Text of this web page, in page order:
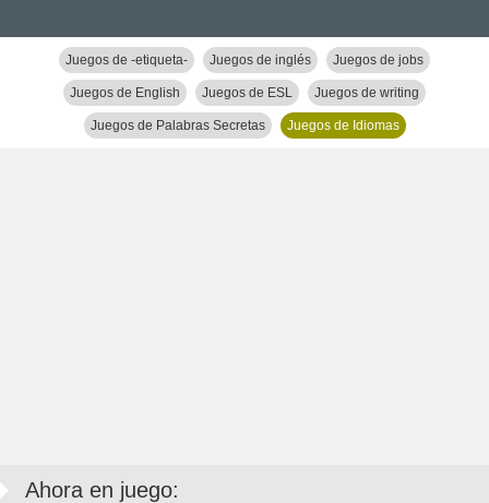
Juegos de -etiqueta- Juegos de inglés Juegos de jobs
Juegos de English Juegos de ESL Juegos de writing
Juegos de Palabras Secretas Juegos de Idiomas
Ahora en juego: